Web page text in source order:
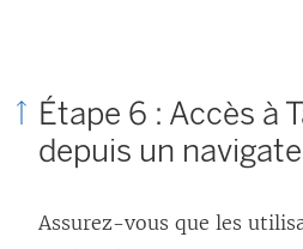
Étape 6 : Accès à
depuis un
Assurez-vous que les